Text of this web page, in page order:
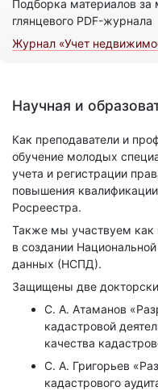
Подборка материалов
глянцевого PDF-журнала
Журнал «Учет
Научная и
Как преподаватели и
обучение молодых
учета и регистрации
повышения
Росреестра.
Также мы участвуем как
в создании
данных (НСПД).
Защищены две
С. А. Атаманов
кадастровой
качества
С. А. Григорьев
кадастрового